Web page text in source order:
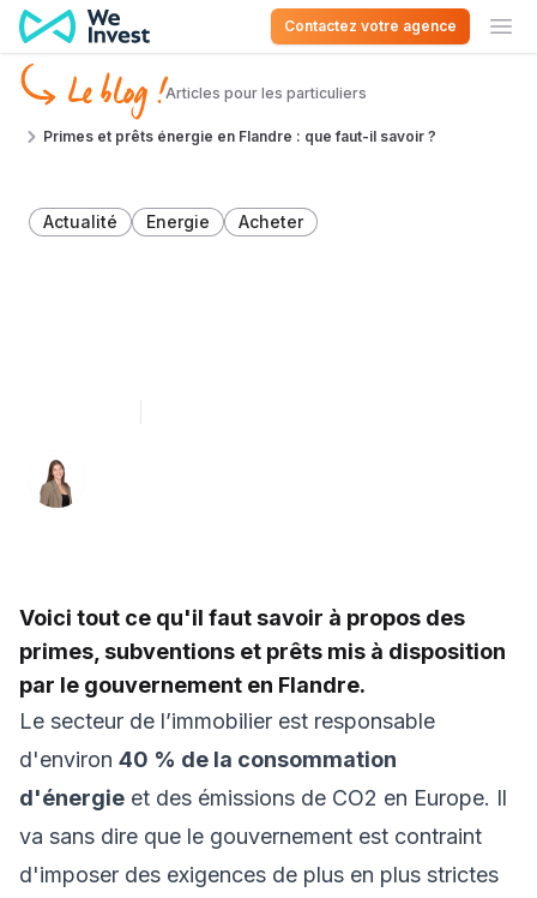
Aller au contenu
Contactez votre agence
Le blog !Articles pour les particuliers
Primes et prêts énergie en Flandre : que faut-il savoir ?
Actualité Energie Acheter
Voici tout ce qu'il faut savoir à propos des
primes, subventions et prêts mis à disposition
par le gouvernement en Flandre.
Le secteur de l’immobilier est responsable
d'environ 40 % de la consommation
d'énergie et des émissions de CO2 en Europe. Il
va sans dire que le gouvernement est contraint
d'imposer des exigences de plus en plus strictes